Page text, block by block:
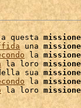
questa missione
una missione
la missione
la loro missione
sua missione
la missione
la loro missione